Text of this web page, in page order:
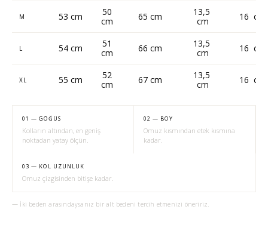
M 53 cm
50
cm
65 cm
13,5
cm
16 cm
L 54 cm
51
cm
66 cm
13,5
cm
16 cm
XL 55 cm
52
cm
67 cm
13,5
cm
16 cm
01 — GÖĞÜS
Kolların altından, en geniş
noktadan yatay ölçün.
02 — BOY
Omuz kısmından etek kısmına
kadar.
03 — KOL UZUNLUK
Omuz çizgisinden bitişe kadar.
— İki beden arasındaysanız bir alt bedeni tercih etmenizi öneririz.